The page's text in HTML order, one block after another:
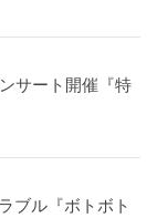
サート開催『特
ブル『ボトボト